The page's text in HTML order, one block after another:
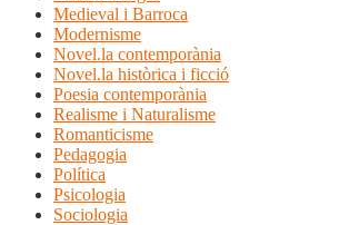
Medieval i Barroca
Modernisme
Novel.la contemporània
Novel.la històrica i ficció
Poesia contemporània
Realisme i Naturalisme
Romanticisme
Pedagogia
Política
Psicologia
Sociologia